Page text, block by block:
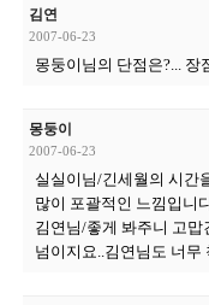
김연
2007-06-23
몽둥이님의 단점은?... 장
몽둥이
2007-06-23
실실이님/긴세월의 시간
많이 포괄적인 느낌입니
김연님/좋게 봐주니 고맙
넘이지요..김연님도 너무